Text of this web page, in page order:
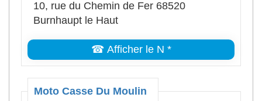
10, rue du Chemin de Fer 68520
Burnhaupt le Haut
☎ Afficher le N *
Moto Casse Du Moulin